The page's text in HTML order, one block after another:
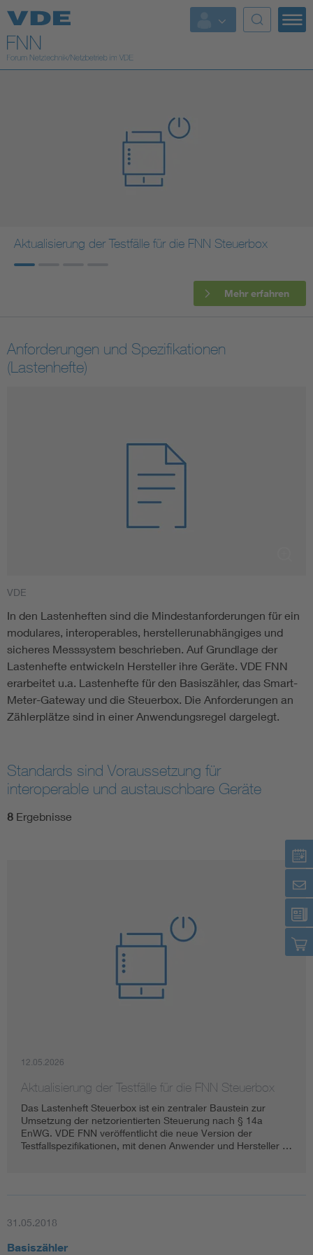
Top Themen
Fokusthemen
Digitalisierung und Metering
Aktualisierung der Testfälle für die FNN Steuerbox
Mehr erfahren
Anforderungen und Spezifikationen
(Lastenhefte)
VDE
In den Lastenheften sind die Mindestanforderungen für ein
modulares, interoperables, herstellerunabhängiges und
sicheres Messsystem beschrieben. Auf Grundlage der
Lastenhefte entwickeln Hersteller ihre Geräte. VDE FNN
erarbeitet u.a. Lastenhefte für den Basiszähler, das Smart-
Meter-Gateway und die Steuerbox. Die Anforderungen an
Zählerplätze sind in einer Anwendungsregel dargelegt.
Standards sind Voraussetzung für
interoperable und austauschbare Geräte
8 Ergebnisse
12.05.2026
Aktualisierung der Testfälle für die FNN Steuerbox
Das Lastenheft Steuerbox ist ein zentraler Baustein zur
Umsetzung der netzorientierten Steuerung nach § 14a
EnWG. VDE FNN veröffentlicht die neue Version der
Testfallspezifikationen, mit denen Anwender und Hersteller …
31.05.2018
Basiszähler